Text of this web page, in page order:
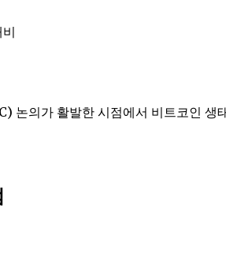
논의가 활발한 시점에서 비트코인 생